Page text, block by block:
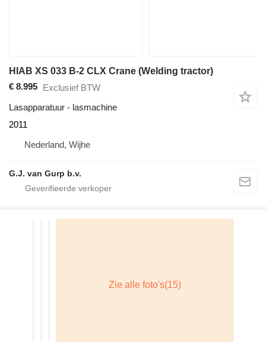
HIAB XS 033 B-2 CLX Crane (Welding tractor)
€ 8.995 Exclusief BTW
Lasapparatuur - lasmachine
2011
Nederland, Wijhe
G.J. van Gurp b.v.